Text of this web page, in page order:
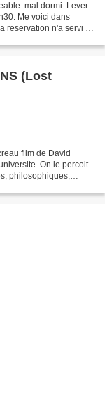
mal dormi. Lever
Me voici dans
reservation n'a servi a
(Lost
film de David
On le percoit
philosophiques,